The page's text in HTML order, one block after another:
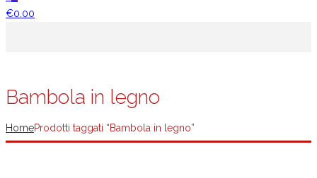
€0.00
Bambola in legno
HomeProdotti taggati “Bambola in legno”